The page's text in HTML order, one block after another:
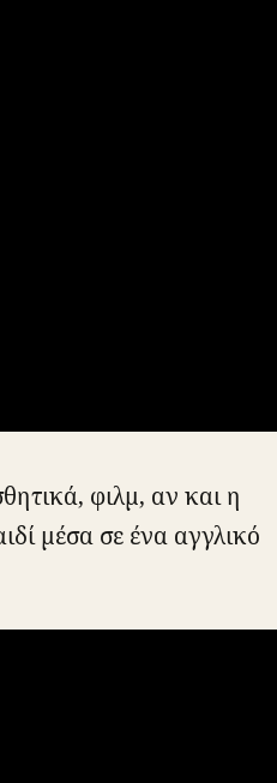
φιλμ, αν και η
μέσα σε ένα αγγλικό